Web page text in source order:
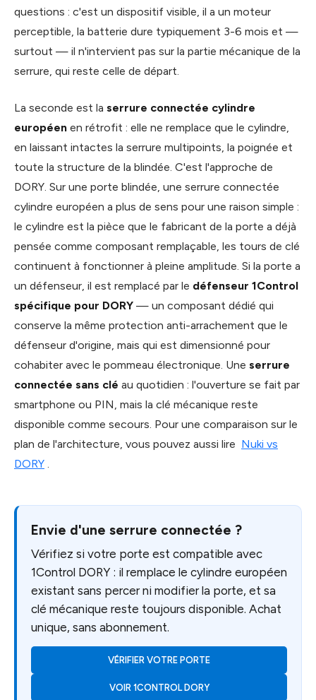
questions : c'est un dispositif visible, il a un moteur
perceptible, la batterie dure typiquement 3-6 mois et —
surtout — il n'intervient pas sur la partie mécanique de la
serrure, qui reste celle de départ.
La seconde est la serrure connectée cylindre
européen en rétrofit : elle ne remplace que le cylindre,
en laissant intactes la serrure multipoints, la poignée et
toute la structure de la blindée. C'est l'approche de
DORY. Sur une porte blindée, une serrure connectée
cylindre européen a plus de sens pour une raison simple :
le cylindre est la pièce que le fabricant de la porte a déjà
pensée comme composant remplaçable, les tours de clé
continuent à fonctionner à pleine amplitude. Si la porte a
un défenseur, il est remplacé par le défenseur 1Control
spécifique pour DORY — un composant dédié qui
conserve la même protection anti-arrachement que le
défenseur d'origine, mais qui est dimensionné pour
cohabiter avec le pommeau électronique. Une serrure
connectée sans clé au quotidien : l'ouverture se fait par
smartphone ou PIN, mais la clé mécanique reste
disponible comme secours. Pour une comparaison sur le
plan de l'architecture, vous pouvez aussi lire Nuki vs
DORY .
Envie d'une serrure connectée ?
Vérifiez si votre porte est compatible avec
1Control DORY : il remplace le cylindre européen
existant sans percer ni modifier la porte, et sa
clé mécanique reste toujours disponible. Achat
unique, sans abonnement.
VÉRIFIER VOTRE PORTE
VOIR 1CONTROL DORY